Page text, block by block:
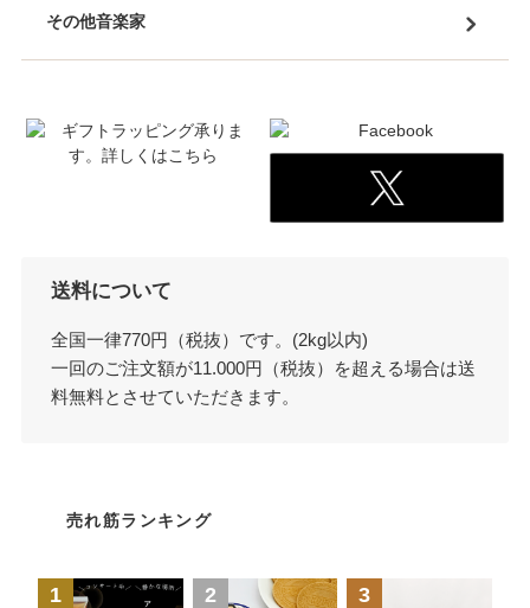
その他音楽家
送料について
全国一律770円（税抜）です。(2kg以内)
一回のご注文額が11.000円（税抜）を超える場合は送
料無料とさせていただきます。
売れ筋ランキング
1 2 3